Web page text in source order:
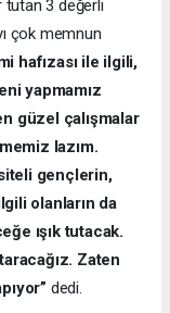
tutan 3 değerli
çok memnun
hafızası ile ilgili,
yapmamız
güzel çalışmalar
lazım.
gençlerin,
olanların da
ışık tutacak.
Zaten
dedi.